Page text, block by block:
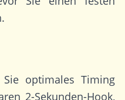
Sie optimales Timing
2-Sekunden-Hook,